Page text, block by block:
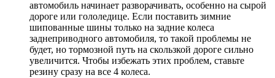
автомобиль начинает разворачивать, особенно на сырой
дороге или гололедице. Если поставить зимние
шипованные шины только на задние колеса
заднеприводного автомобиля, то такой проблемы не
будет, но тормозной путь на скользкой дороге сильно
увеличится. Чтобы избежать этих проблем, ставьте
резину сразу на все 4 колеса.